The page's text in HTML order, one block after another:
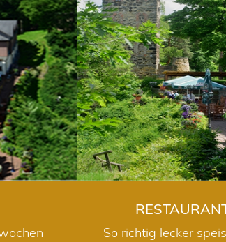
So richtig lecker